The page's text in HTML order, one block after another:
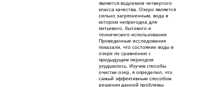
является водоемом четвертого
класса качества. Озеро является
сильно загрязненным, вода в
котором непригодна для
питьевого, бытового и
технического использования.
Проведенные исследования
показали, что состояние воды в
озере по сравнению с
предыдущим периодом
ухудшилось. Изучив способы
очистки озер, я определил, что
самый эффективным способом
решения данной проблемы